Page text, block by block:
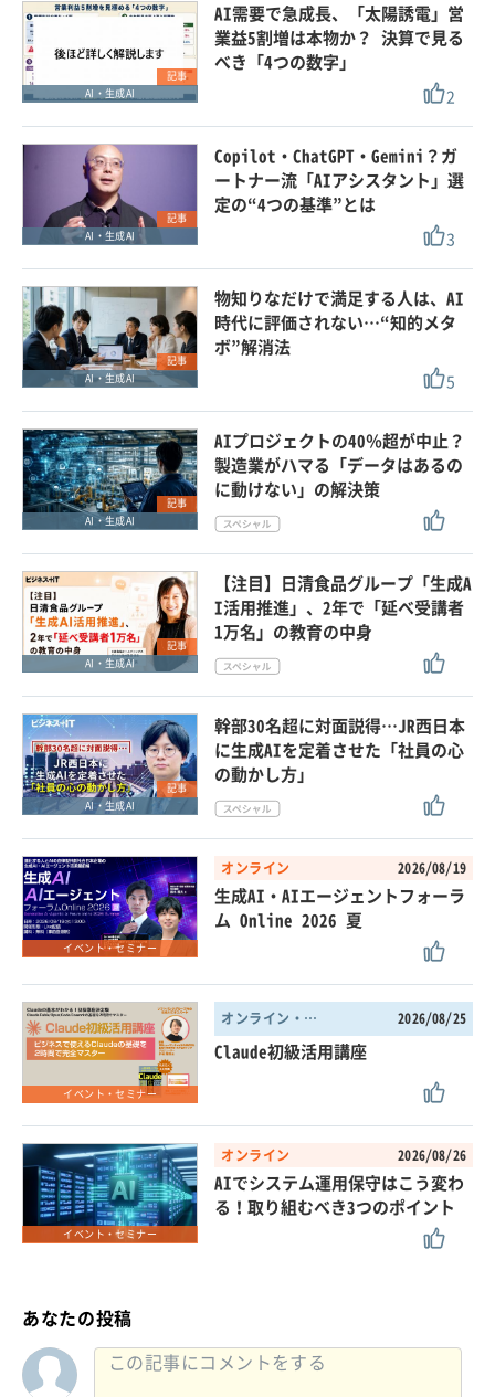
記事
AI・生成AI
AI需要で急成長、「太陽誘電」営
業益5割増は本物か？ 決算で見る
べき「4つの数字」
2
記事
AI・生成AI
Copilot・ChatGPT・Gemini？ガ
ートナー流「AIアシスタント」選
定の“4つの基準”とは
3
記事
AI・生成AI
物知りなだけで満足する人は、AI
時代に評価されない…“知的メタ
ボ”解消法
5
記事
AI・生成AI
AIプロジェクトの40％超が中止？
製造業がハマる「データはあるの
に動けない」の解決策
記事
AI・生成AI
【注目】日清食品グループ「生成A
I活用推進」、2年で「延べ受講者
1万名」の教育の中身
記事
AI・生成AI
幹部30名超に対面説得…JR西日本
に生成AIを定着させた「社員の心
の動かし方」
イベント・セミナー
オンライン 2026/08/19
生成AI・AIエージェントフォーラ
ム Online 2026 夏
イベント・セミナー
オンライン・東京都 2026/08/25
Claude初級活用講座
イベント・セミナー
オンライン 2026/08/26
AIでシステム運用保守はこう変わ
る！取り組むべき3つのポイント
あなたの投稿